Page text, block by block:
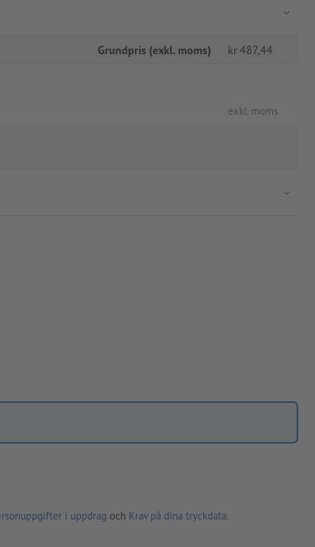
Grundpris (exkl. moms) kr 487,44
exkl. moms
i uppdrag och Krav på dina tryckdata.